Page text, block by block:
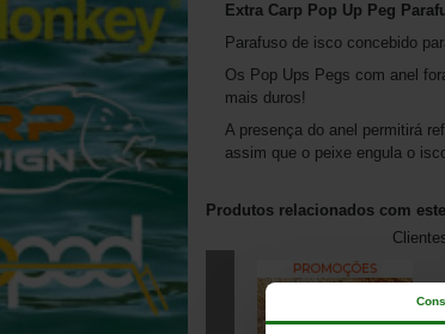
Extra Carp Pop Up Peg
Parafuso de isco concebido
Os Pop Ups Pegs com anel
mais duros!
A presença do anel permitirá
assim que o peixe engula o
Produtos relacionados com